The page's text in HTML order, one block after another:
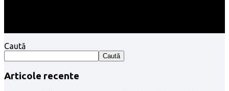
Caută
Caută
Articole recente